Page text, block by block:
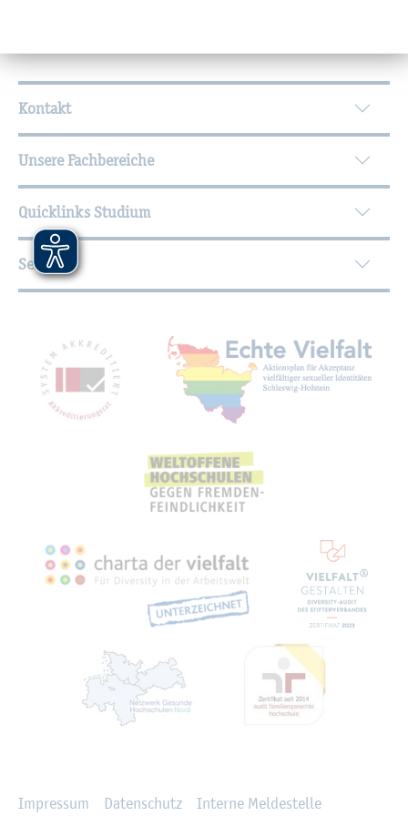
Wei­ter­füh­ren­de In­for­ma­tio­nen
Kontakt
Unsere Fachbereiche
Quicklinks Studium
Service
Mit­glied­schaf­ten,
Im­pres­sum Da­ten­schutz In­ter­ne Mel­de­stel­le